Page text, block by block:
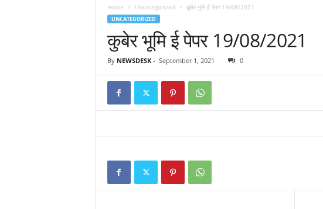
Home Uncategorized कुबेर भूमि ई पेपर 19/08/2021
UNCATEGORIZED
कुबेर भूमि ई पेपर 19/08/2021
By NEWSDESK- September 1, 2021 0